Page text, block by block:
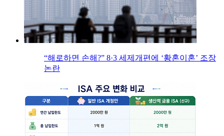
“해로하면 손해?” 8·3 세제개편에 ‘황혼이혼’ 조장
논란